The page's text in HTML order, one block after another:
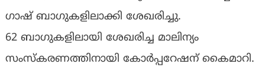
ഗാഷ് ബാഗുകളിലാക്കി ശേഖരിച്ചു.
62 ബാഗുകളിലായി ശേഖരിച്ച മാലിന്യം
സംസ്കരണത്തിനായി കോർപ്പറേഷന് കൈമാറി.